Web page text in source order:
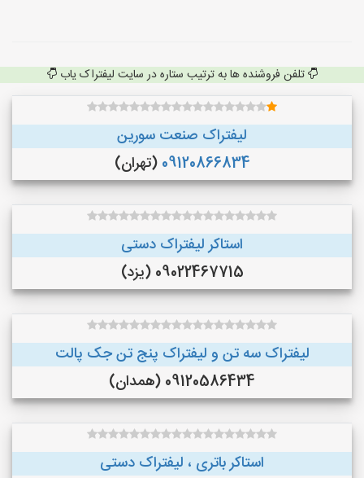
تلفن فروشنده ها به ترتیب ستاره در سایت لیفتراک یاب
لیفتراک صنعت سورین
09120866834 (تهران)
استاکر لیفتراک دستی
09022467715 (یزد)
لیفتراک سه تن و لیفتراک پنج تن جک پالت
09120586434 (همدان)
استاکر باتری ، لیفتراک دستی